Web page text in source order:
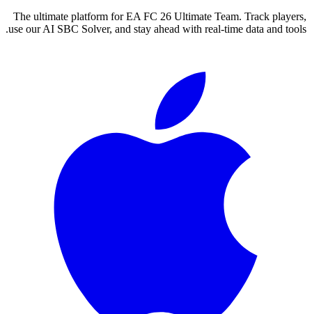
The ultimate platform for EA FC 26 Ultimate Team. Track players,
use our AI SBC Solver, and stay ahead with real-time data and tools.